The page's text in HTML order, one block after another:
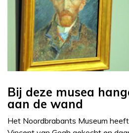
Bij deze musea
aan de wand
Het Noordbrabants Museum